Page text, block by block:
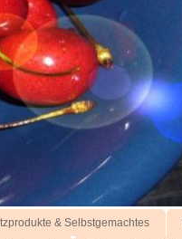
& Selbstgemachtes